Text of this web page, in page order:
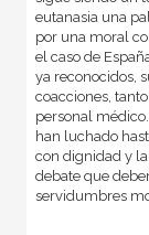
eutanasia una
por una moral
el caso de
ya reconocidos,
coacciones,
personal
han luchado
con dignidad y
debate que
servidumbres